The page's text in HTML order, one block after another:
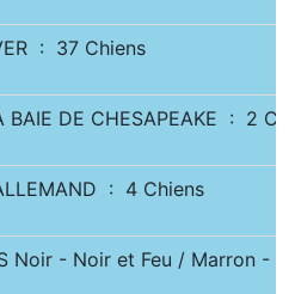
: 37 Chiens
BAIE DE CHESAPEAKE : 2
: 4 Chiens
Noir - Noir et Feu / Marron -